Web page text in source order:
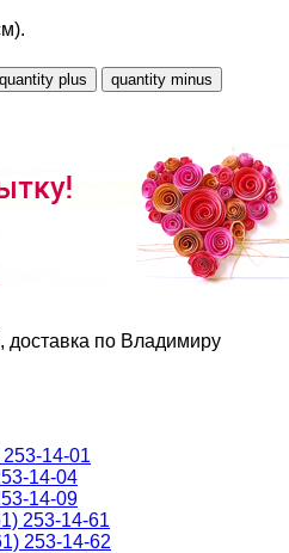
доставка по Владимиру
14-01
14-04
14-09
253-14-61
253-14-62